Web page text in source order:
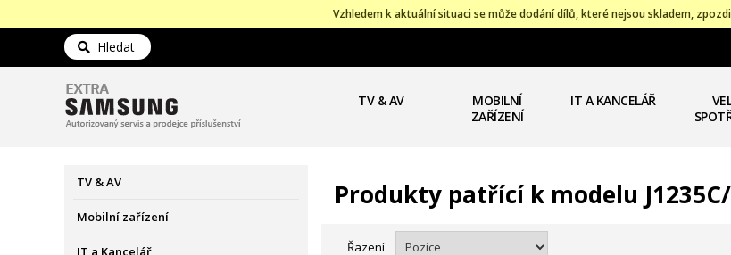
Vzhledem k aktuální situaci se může dodání dílů, které nejsou skladem,
Hledat
TV & AV
MOBILNÍ
ZAŘÍZENÍ
IT A KANCELÁŘ
TV & AV
Mobilní zařízení
IT a Kancelář
Produkty patřící k modelu
Řazení